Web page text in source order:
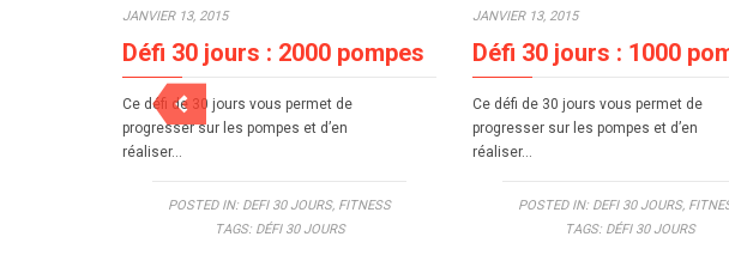
JANVIER 13, 2015
Défi 30 jours : 2000 pompes
Ce défi de 30 jours vous permet de
progresser sur les pompes et d’en
réaliser…
POSTED IN: DEFI 30 JOURS, FITNESS
TAGS: DÉFI 30 JOURS
JANVIER 13, 2015
Défi 30 jours : 1000
Ce défi de 30 jours vous permet de
progresser sur les pompes et d’en
réaliser…
POSTED IN: DEFI 30 JOURS,
TAGS: DÉFI 30 JOURS